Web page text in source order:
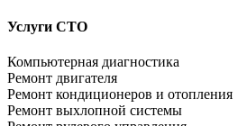
Услуги СТО
Компьютерная диагностика
Ремонт двигателя
Ремонт кондиционеров и отопления
Ремонт выхлопной системы